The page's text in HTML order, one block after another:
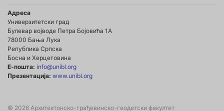
Адреса
Универзитетски град
Булевар војводе Петра Бојовића 1А
78000 Бања Лука
Република Српска
Босна и Херцеговина
Е-пошта: info@unibl.org
Презентација: www.unibl.org
© 2026 Архитектонско-грађевинско-геодетски факултет